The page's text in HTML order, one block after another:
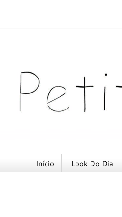
Início Look Do Dia